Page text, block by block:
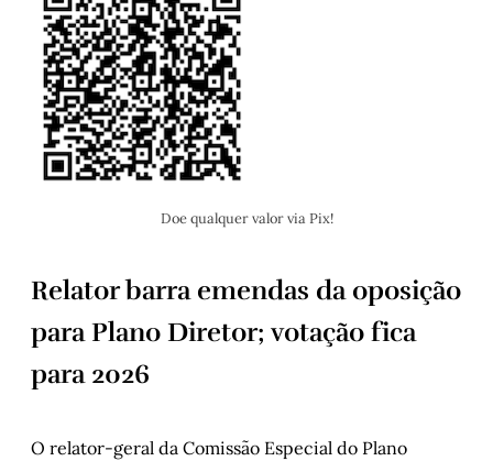
Doe qualquer valor via Pix!
Relator barra emendas da oposição
para Plano Diretor; votação fica
para 2026
O relator-geral da Comissão Especial do Plano